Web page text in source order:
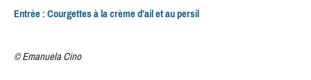
Entrée : Courgettes à la crème d’ail et au persil
© Emanuela Cino